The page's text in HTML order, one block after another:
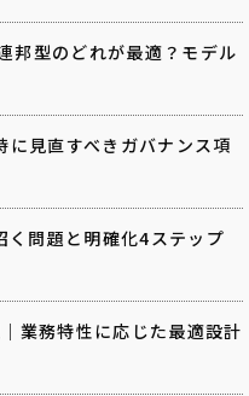
邦型のどれが最適？モデル
見直すべきガバナンス項
く問題と明確化4ステップ
業務特性に応じた最適設計